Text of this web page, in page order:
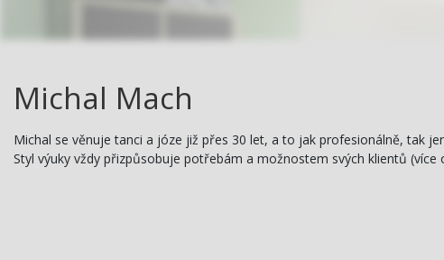
Michal Mach
Michal se věnuje tanci a józe již přes 30 let, a to jak profesionálně, tak
Styl výuky vždy přizpůsobuje potřebám a možnostem svých klientů